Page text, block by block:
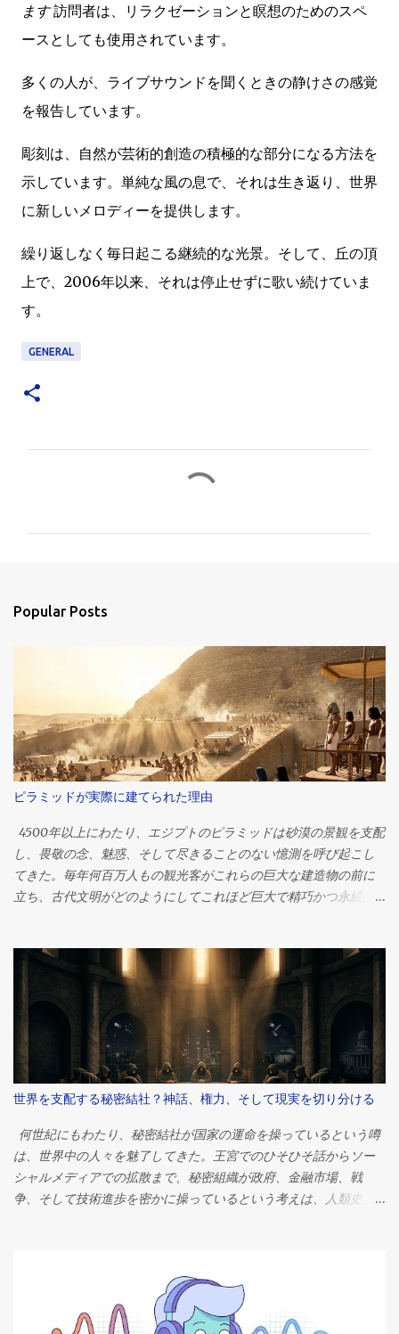
ます訪問者は、リラクゼーションと瞑想のためのスペ
ースとしても使用されています。
多くの人が、ライブサウンドを聞くときの静けさの感覚
を報告しています。
彫刻は、自然が芸術的創造の積極的な部分になる方法を
示しています。単純な風の息で、それは生き返り、世界
に新しいメロディーを提供します。
繰り返しなく毎日起こる継続的な光景。そして、丘の頂
上で、2006年以来、それは停止せずに歌い続けていま
す。
GENERAL
s
Popular Posts
ピラミッドが実際に建てられた理由
4500年以上にわたり、エジプトのピラミッドは砂漠の景観を支配
し、畏敬の念、魅惑、そして尽きることのない憶測を呼び起こし
てきた。毎年何百万人もの観光客がこれらの巨大な建造物の前に
立ち、古代文明がどのようにしてこれほど巨大で精巧かつ永続的
的偉業の一つとして今もなお語り継がれています。紀元前2560年
頃、ファラオ・クフの治世中に建造されたこのピラミッドは、当
初は高さ約146メートル（481フィート）で、推定230万個の石材で
構成されていました。 しかし、何世紀にもわたる研究にもかかわ
らず、世界中の人々を魅了し続ける疑問がある。ピラミッドは一
体なぜ建てられたのか？ 答えは単純に思えるかもしれない。ほと
んどのエジプト学者は、ピラミッドは強力なファラオのための壮
大な墓として機能したという点で意見が一致している。しかし、
その物語は単なる埋葬地というよりもはるかに複雑だ。これらの
建造物は、政治権力、宗教的信仰、宇宙観、経済組織、そして歴
史上最も偉大な文明の一つが抱いていた並外れた野心を象徴して
いたのだ。 ピラミッドがなぜ建設されたのかを理解するには、古
の死生観を理解する必要がある。 古代エジプト人は死を終わりと
は捉えていなかった。むしろ、死は別の存在への移行であると信
じていた。死後の世界は現世の生活の延長線上にあると考えられ
世界を支配する秘密結社？神話、権力、そして現実を切り分ける
何世紀にもわたり、秘密結社が国家の運命を操っているという噂
は、世界中の人々を魅了してきた。王宮でのひそひそ話からソー
シャルメディアでの拡散まで、秘密組織が政府、金融市場、戦
争、そして技術進歩を密かに操っているという考えは、人類史上
来事を操っているという確かな証拠はありません。しかし、これ
ほど多くの人々がそのような考えを信じる理由は、政治、経済、
心理学、そして現代社会における権力の集中について、はるかに